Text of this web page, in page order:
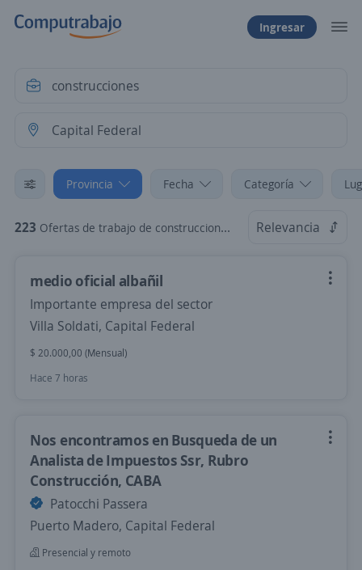
Ingresar
Provincia Fecha Categoría
223 Ofertas de trabajo de construcciones en Capital Federal Relevancia
medio oficial albañil
Importante empresa del sector
Villa Soldati, Capital Federal
$ 20.000,00 (Mensual)
Hace 7 horas
Nos encontramos en Busqueda de un
Analista de Impuestos Ssr, Rubro
Construcción, CABA
Patocchi Passera
Puerto Madero, Capital Federal
Presencial y remoto